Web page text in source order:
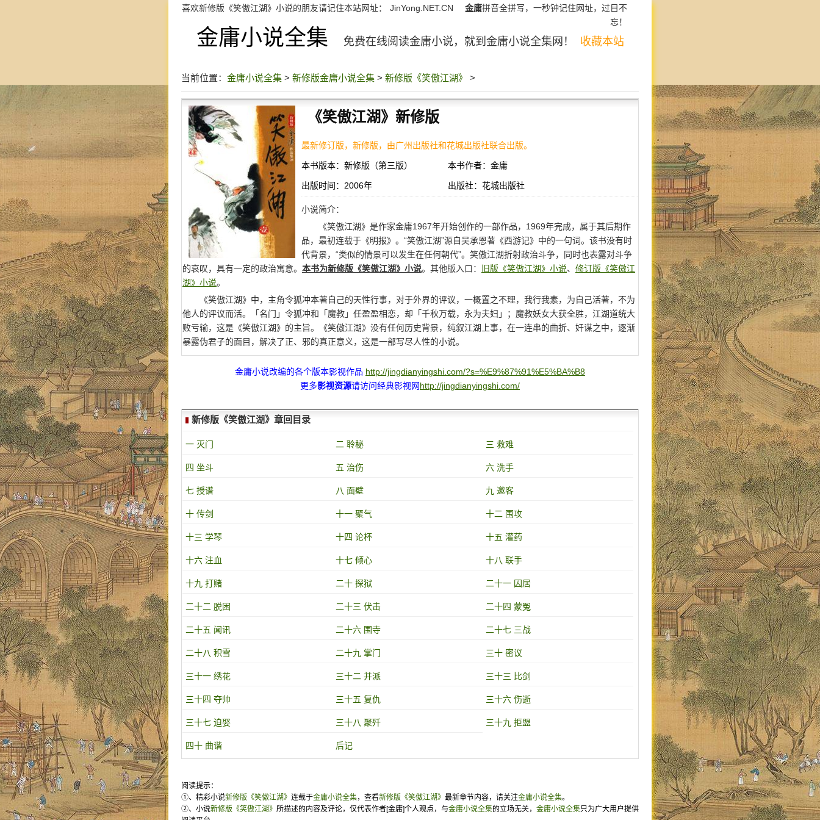
喜欢新修版《笑傲江湖》小说的朋友请记住本站网址： JinYong.NET.CN 金庸拼音全拼写，一秒钟记住网址，过目不
忘！
金庸小说全集 免费在线阅读金庸小说，就到金庸小说全集网！ 收藏本站
当前位置： 金庸小说全集 > 新修版金庸小说全集 > 新修版《笑傲江湖》 >
《笑傲江湖》新修版
最新修订版，新修版，由广州出版社和花城出版社联合出版。
本书版本：新修版（第三版） 本书作者：金庸
出版时间：2006年 出版社：花城出版社
小说简介：
《笑傲江湖》是作家金庸1967年开始创作的一部作品，1969年完成，属于其后期作
品，最初连载于《明报》。“笑傲江湖”源自吴承恩著《西游记》中的一句词。该书没有时
代背景，“类似的情景可以发生在任何朝代”。笑傲江湖折射政治斗争，同时也表露对斗争
的哀叹，具有一定的政治寓意。 本书为新修版《笑傲江湖》小说。其他版入口： 旧版《笑傲江湖》小说、 修订版《笑傲江
湖》小说。
《笑傲江湖》中，主角令狐冲本著自己的天性行事，对于外界的评议，一概置之不理，我行我素，为自己活著，不为
他人的评议而活。「名门」令狐冲和「魔教」任盈盈相恋，却「千秋万载，永为夫妇」；魔教妖女大获全胜，江湖道统大
败亏输，这是《笑傲江湖》的主旨。《笑傲江湖》没有任何历史背景，纯叙江湖上事，在一连串的曲折、奸谋之中，逐渐
暴露伪君子的面目，解决了正、邪的真正意义，这是一部写尽人性的小说。
金庸小说改编的各个版本影视作品 http://jingdianyingshi.com/?s=%E9%87%91%E5%BA%B8
更多影视资源请访问经典影视网http://jingdianyingshi.com/
新修版《笑傲江湖》章回目录
一 灭门 二 聆秘 三 救难
四 坐斗 五 治伤 六 洗手
七 授谱 八 面壁 九 邀客
十 传剑 十一 聚气 十二 围攻
十三 学琴 十四 论杯 十五 灌药
十六 注血 十七 倾心 十八 联手
十九 打赌 二十 探狱 二十一 囚居
二十二 脱困 二十三 伏击 二十四 蒙冤
二十五 闻讯 二十六 围寺 二十七 三战
二十八 积雪 二十九 掌门 三十 密议
三十一 绣花 三十二 并派 三十三 比剑
三十四 夺帅 三十五 复仇 三十六 伤逝
三十七 迫娶 三十八 聚歼 三十九 拒盟
四十 曲谐 后记
阅读提示：
①、精彩小说新修版《笑傲江湖》 连载于金庸小说全集，查看新修版《笑傲江湖》 最新章节内容，请关注金庸小说全集。
②、小说新修版《笑傲江湖》 所描述的内容及评论，仅代表作者[金庸]个人观点，与金庸小说全集的立场无关， 金庸小说全集只为广大用户提供